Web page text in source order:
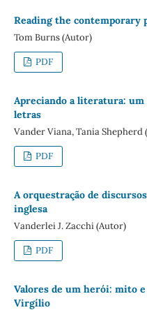
Reading the contemporary
Tom Burns (Autor)
PDF
Apreciando a literatura: um
letras
Vander Viana, Tania Shepherd
PDF
A orquestração de
inglesa
Vanderlei J. Zacchi (Autor)
PDF
Valores de um herói: mito
Virgílio